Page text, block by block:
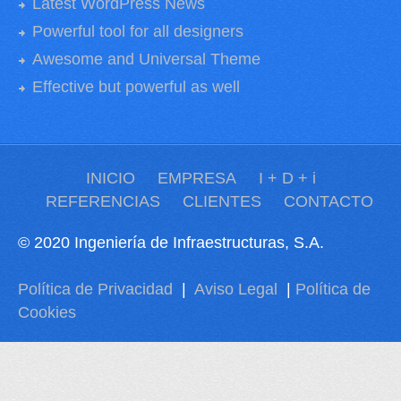
Latest WordPress News
Powerful tool for all designers
Awesome and Universal Theme
Effective but powerful as well
INICIO EMPRESA
I + D + i
REFERENCIAS
CLIENTES CONTACTO
© 2020 Ingeniería de Infraestructuras, S.A.
Política de Privacidad Aviso Legal
Política de
Cookies